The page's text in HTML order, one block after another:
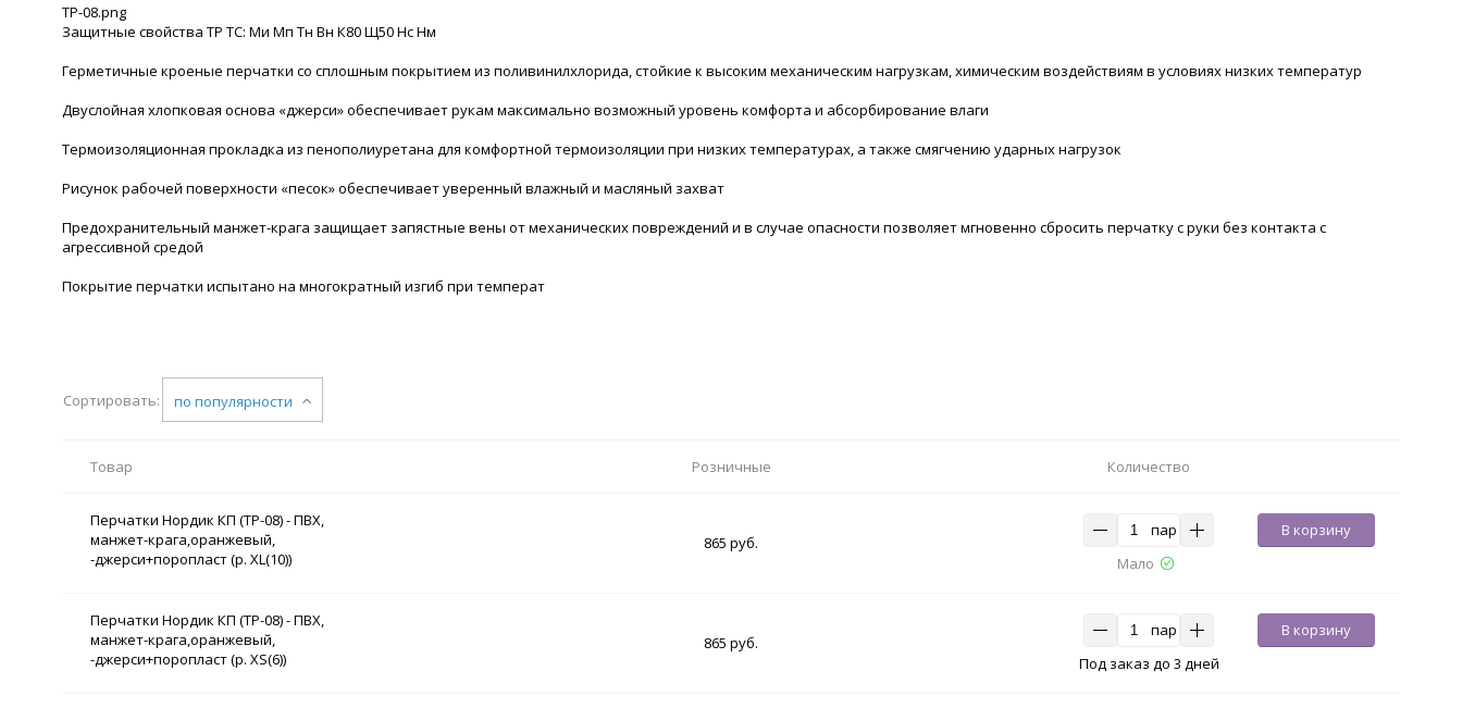
TP-08.png
Защитные свойства ТР ТС: Ми Мп Тн Вн К80 Щ50 Нс Нм
Герметичные кроеные перчатки со сплошным покрытием из поливинилхлорида, стойкие к высоким механическим нагрузкам, химическим воздействиям в условиях низких температур
Двуслойная хлопковая основа «джерси» обеспечивает рукам максимально возможный уровень комфорта и абсорбирование влаги
Термоизоляционная прокладка из пенополиуретана для комфортной термоизоляции при низких температурах, а также смягчению ударных нагрузок
Рисунок рабочей поверхности «песок» обеспечивает уверенный влажный и масляный захват
Предохранительный манжет-крага защищает запястные вены от механических повреждений и в случае опасности позволяет мгновенно сбросить перчатку с руки без контакта с
агрессивной средой
Покрытие перчатки испытано на многократный изгиб при температ
Сортировать: по популярности
Товар Розничные Количество
Перчатки Нордик КП (ТР-08) - ПВХ,
манжет-крага,оранжевый,
-джерси+поропласт (р. XL(10))
865 руб.
пар
В корзину
Мало
Перчатки Нордик КП (ТР-08) - ПВХ,
манжет-крага,оранжевый,
-джерси+поропласт (р. XS(6))
865 руб.
пар
В корзину
Под заказ до 3 дней